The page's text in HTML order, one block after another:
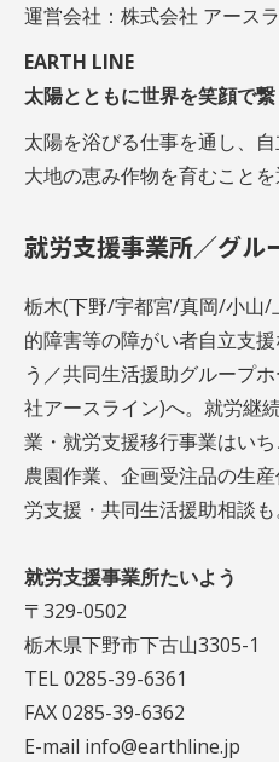
運営会社：株式会社 アース
EARTH LINE
太陽とともに世界を笑顔で繋
太陽を浴びる仕事を通し、
大地の恵み作物を育むこと
就労支援事業所／グル
栃木(下野/宇都宮/真岡/小山/
的障害等の障がい者自立支
う／共同生活援助グループ
社アースライン)へ。就労継
業・就労支援移行事業はい
農園作業、企画受注品の生
労支援・共同生活援助相談も
就労支援事業所たいよう
〒329-0502
栃木県下野市下古山3305-1
TEL 0285-39-6361
FAX 0285-39-6362
E-mail info@earthline.jp